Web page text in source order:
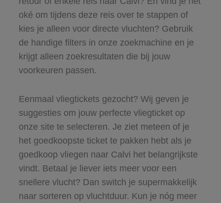
oké om tijdens deze reis over te stappen of
kies je alleen voor directe vluchten? Gebruik
de handige filters in onze zoekmachine en je
krijgt alleen zoekresultaten die bij jouw
voorkeuren passen.
Eenmaal vliegtickets gezocht? Wij geven je
suggesties om jouw perfecte vliegticket op
onze site te selecteren. Je ziet meteen of je
het goedkoopste ticket te pakken hebt als je
goedkoop vliegen naar Calvi het belangrijkste
vindt. Betaal je liever iets meer voor een
snellere vlucht? Dan switch je supermakkelijk
naar sorteren op vluchtduur. Kun je nóg meer